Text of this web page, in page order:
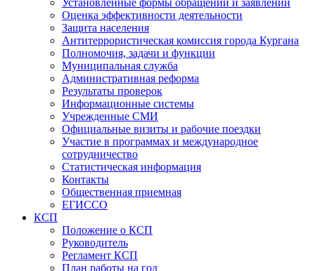
Установленные формы обращений и заявлений
Оценка эффективности деятельности
Защита населения
Антитеррористическая комиссия города Кургана
Полномочия, задачи и функции
Муниципальная служба
Административная реформа
Результаты проверок
Информационные системы
Учрежденные СМИ
Официальные визиты и рабочие поездки
Участие в программах и международное
сотрудничество
Статистическая информация
Контакты
Общественная приемная
ЕГИССО
КСП
Положение о КСП
Руководитель
Регламент КСП
План работы на год